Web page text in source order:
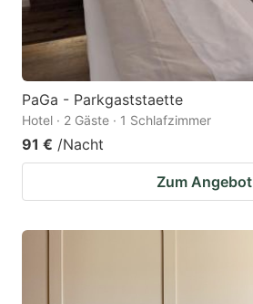
PaGa - Parkgaststaette
Hotel · 2 Gäste · 1 Schlafzimmer
91 € /Nacht
Zum Angebot